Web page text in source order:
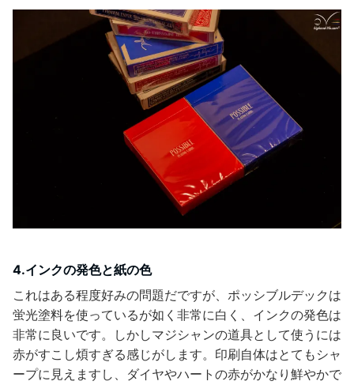
4.インクの発色と紙の色
これはある程度好みの問題だですが、ポッシブルデックは
蛍光塗料を使っているが如く非常に白く、インクの発色は
非常に良いです。しかしマジシャンの道具として使うには
赤がすこし煩すぎる感じがします。印刷自体はとてもシャ
ープに見えますし、ダイヤやハートの赤がかなり鮮やかで